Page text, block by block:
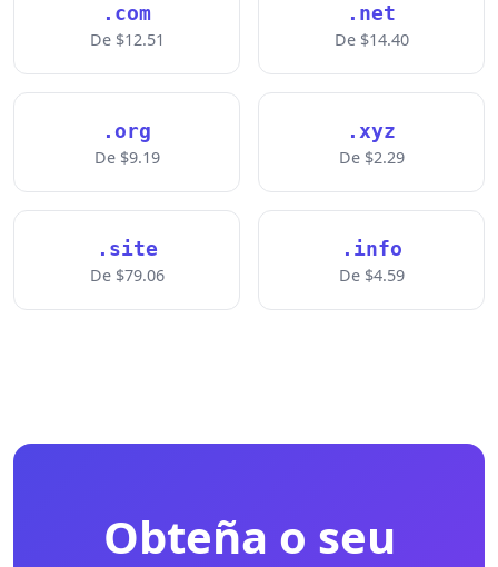
.com
De $12.51
.net
De $14.40
.org
De $9.19
.xyz
De $2.29
.site
De $79.06
.info
De $4.59
Obteña o seu